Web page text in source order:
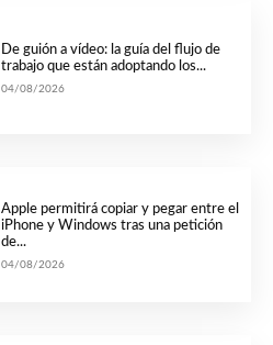
De guión a vídeo: la guía del flujo de
trabajo que están adoptando los...
04/08/2026
Apple permitirá copiar y pegar entre el
iPhone y Windows tras una petición
de...
04/08/2026